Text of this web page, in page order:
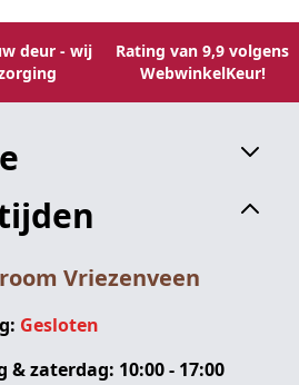
deur - wij
Rating van 9,9 volgens
WebwinkelKeur!
Vriezenveen
Gesloten
zaterdag: 10:00 - 17:00